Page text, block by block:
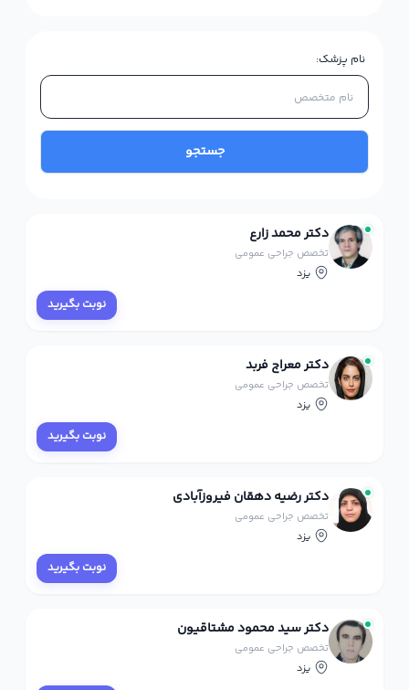
نام پزشک:
جستجو
دکتر محمد زارع
تخصص جراحی عمومی
یزد
نوبت بگیرید
دکتر معراج فربد
تخصص جراحی عمومی
یزد
نوبت بگیرید
دکتر رضیه دهقان فیروزآبادی
تخصص جراحی عمومی
یزد
نوبت بگیرید
دکتر سید محمود مشتاقیون
تخصص جراحی عمومی
یزد